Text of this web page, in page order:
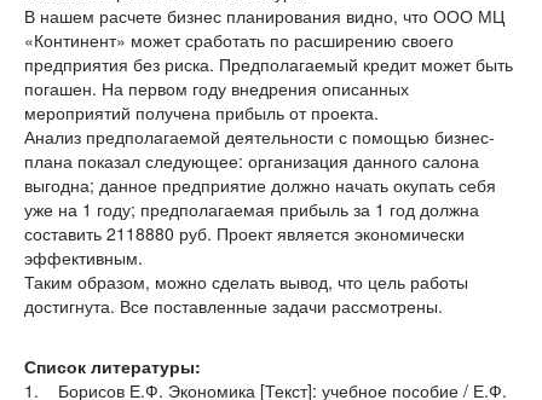
В нашем расчете бизнес планирования видно, что ООО МЦ
«Континент» может сработать по расширению своего
предприятия без риска. Предполагаемый кредит может быть
погашен. На первом году внедрения описанных
мероприятий получена прибыль от проекта.
Анализ предполагаемой деятельности с помощью бизнес-
плана показал следующее: организация данного салона
выгодна; данное предприятие должно начать окупать себя
уже на 1 году; предполагаемая прибыль за 1 год должна
составить 2118880 руб. Проект является экономически
эффективным.
Таким образом, можно сделать вывод, что цель работы
достигнута. Все поставленные задачи рассмотрены.
Список литературы:
1. Борисов Е.Ф. Экономика [Текст]: учебное пособие / Е.Ф.